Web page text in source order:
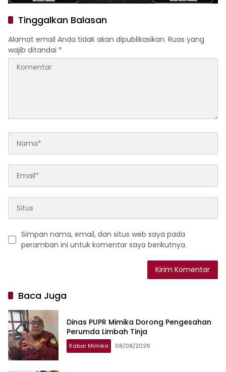
Tinggalkan Balasan
Alamat email Anda tidak akan dipublikasikan. Ruas yang
wajib ditandai *
Simpan nama, email, dan situs web saya pada
peramban ini untuk komentar saya berikutnya.
Baca Juga
Dinas PUPR Mimika Dorong Pengesahan
Perumda Limbah Tinja
Kabar Mimika 08/08/2026